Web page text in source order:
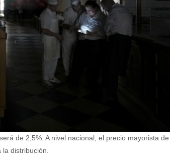
de 2,5%. A nivel nacional, el precio mayorista de
distribución.